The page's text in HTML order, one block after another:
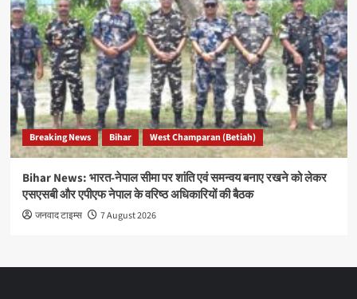
Breaking News Bihar West Champaran (Betiah)
Bihar News: भारत-नेपाल सीमा पर शांति एवं समन्वय बनाए रखने को लेकर
एसएसबी और एपीएफ नेपाल के वरिष्ठ अधिकारियों की बैठक
जनवाद टाइम्स 7 August 2026